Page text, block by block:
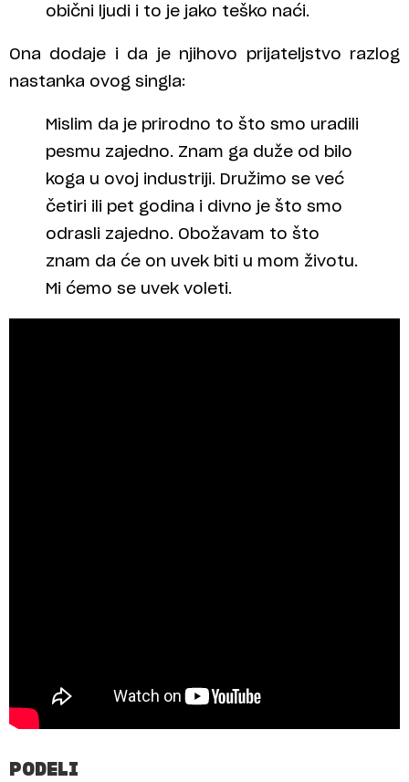
obični ljudi i to je jako teško naći.
Ona dodaje i da je njihovo prijateljstvo razlog
nastanka ovog singla:
Mislim da je prirodno to što smo uradili
pesmu zajedno. Znam ga duže od bilo
koga u ovoj industriji. Družimo se već
četiri ili pet godina i divno je što smo
odrasli zajedno. Obožavam to što
znam da će on uvek biti u mom životu.
Mi ćemo se uvek voleti.
PODELI